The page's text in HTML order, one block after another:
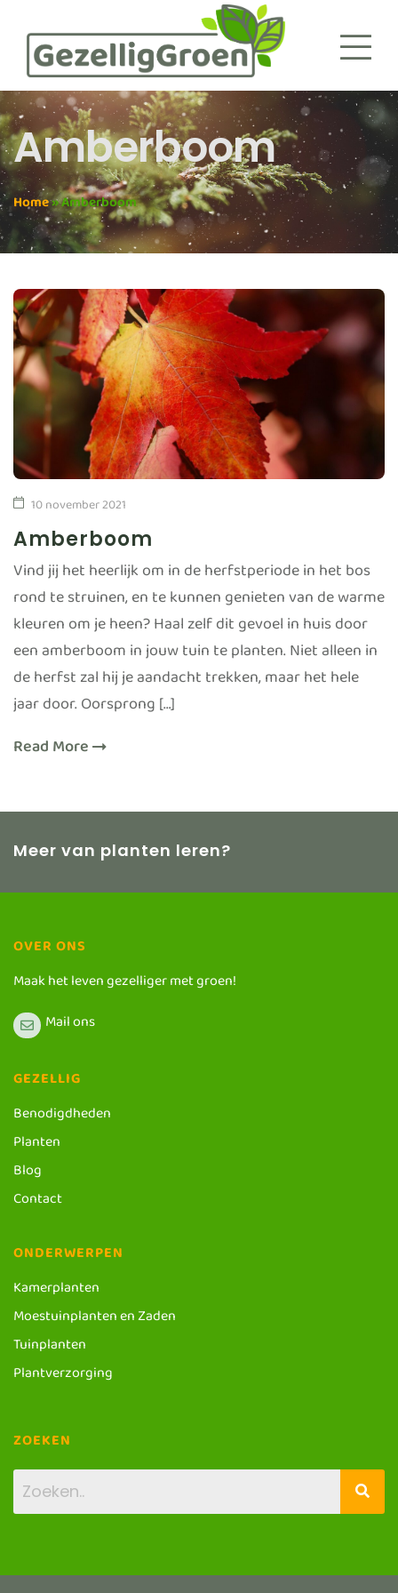
Amberboom
Home»Amberboom
10 november 2021
Amberboom
Vind jij het heerlijk om in de herfstperiode in het bos
rond te struinen, en te kunnen genieten van de warme
kleuren om je heen? Haal zelf dit gevoel in huis door
een amberboom in jouw tuin te planten. Niet alleen in
de herfst zal hij je aandacht trekken, maar het hele
jaar door. Oorsprong […]
Read More
Meer van planten leren?
OVER ONS
Maak het leven gezelliger met groen!
Mail ons
GEZELLIG
Benodigdheden
Planten
Blog
Contact
ONDERWERPEN
Kamerplanten
Moestuinplanten en Zaden
Tuinplanten
Plantverzorging
ZOEKEN